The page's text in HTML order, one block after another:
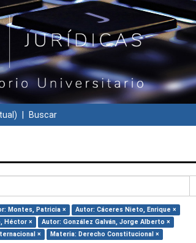
Buscar
Montes, Patricia ×
Autor: Cáceres Nieto, Enrique ×
Héctor ×
Autor: González Galván, Jorge Alberto ×
×
Materia: Derecho Constitucional ×